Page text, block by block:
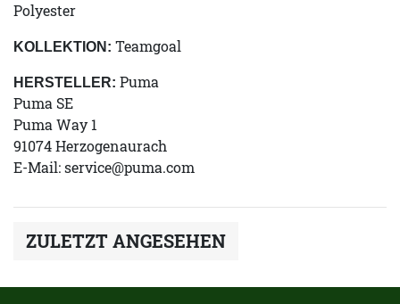
Polyester
KOLLEKTION: Teamgoal
HERSTELLER: Puma
Puma SE
Puma Way 1
91074 Herzogenaurach
E-Mail:service@puma.com
ZULETZT ANGESEHEN